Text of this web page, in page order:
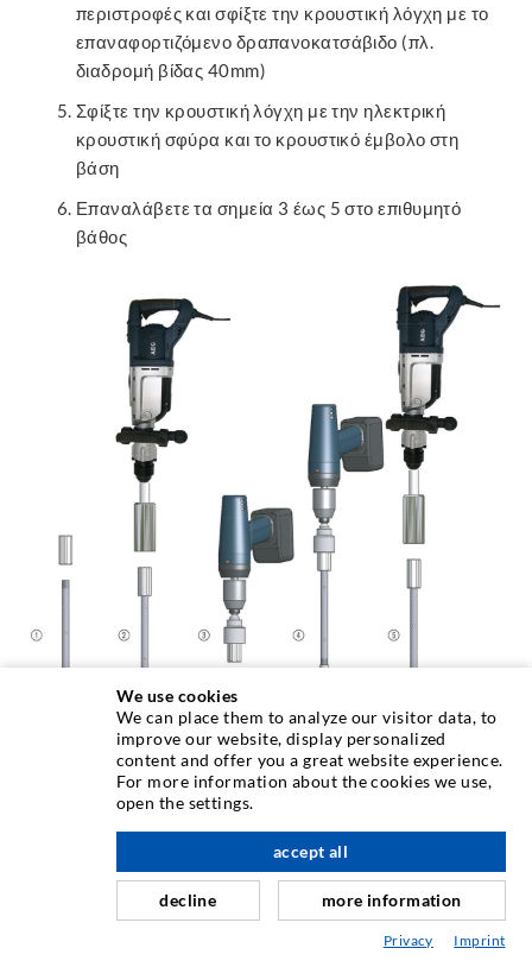
περιστροφές και σφίξτε την κρουστική λόγχη με το
επαναφορτιζόμενο δραπανοκατσάβιδο (πλ.
διαδρομή βίδας 40mm)
Σφίξτε την κρουστική λόγχη με την ηλεκτρική
κρουστική σφύρα και το κρουστικό έμβολο στη
βάση
Επαναλάβετε τα σημεία 3 έως 5 στο επιθυμητό
βάθος
Wir brauchen Ihr Einverständnis!
Wir benutzen Drittanbieter, um Videoinhalte
We use cookies
We can place them to analyze our visitor data, to
improve our website, display personalized
content and offer you a great website experience.
For more information about the cookies we use,
open the settings.
decline
accept all
more information
Privacy Imprint